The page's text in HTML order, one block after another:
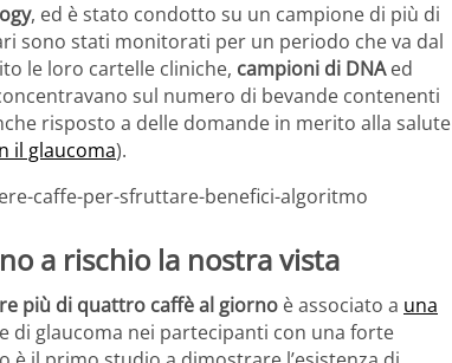
, ed è stato condotto su un campione di più di
sono stati monitorati per un periodo che va dal
le loro cartelle cliniche, campioni di DNAed
sul numero di bevande contenenti
risposto a delle domande in merito alla salute
il glaucoma).
caffe-per-sfruttare-benefici-algoritmo
a rischio la nostra vista
più di quattro caffè al giorno è associato a una
di glaucoma nei partecipanti con una forte